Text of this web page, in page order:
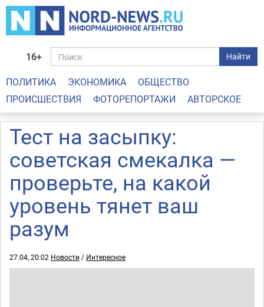
16+ Найти
ПОЛИТИКА ЭКОНОМИКА
ОБЩЕСТВО
ПРОИСШЕСТВИЯ
ФОТОРЕПОРТАЖИ АВТОРСКОЕ
Тест на засыпку:
советская смекалка —
проверьте, на какой
уровень тянет ваш
разум
27.04, 20:02 Новости / Интересное